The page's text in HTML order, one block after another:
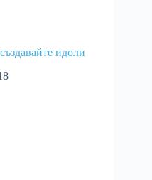
идоли